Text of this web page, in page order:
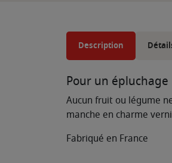
Description
Pour un
Aucun fruit ou légume
manche en charme
Fabriqué en France